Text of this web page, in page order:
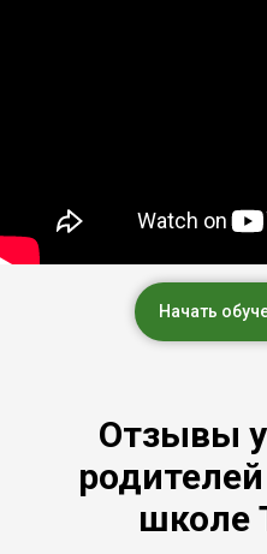
Начать
Отзывы
школе